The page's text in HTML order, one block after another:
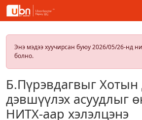
Энэ мэдээ хуучирсан буюу 2026/05/26-нд
болно.
Б.Пүрэвдагвыг Хотын
дэвшүүлэх асуудлыг
НИТХ-аар хэлэлцэнэ